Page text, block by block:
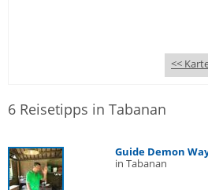
<<
6 Reisetipps in Tabanan
Guide Demon
in Tabanan